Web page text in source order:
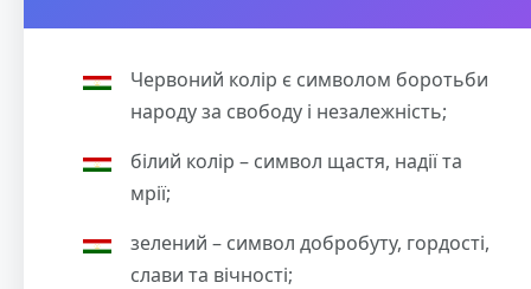
Червоний колір є символом боротьби
народу за свободу і незалежність;
білий колір – символ щастя, надії та
мрії;
зелений – символ добробуту, гордості,
слави та вічності;